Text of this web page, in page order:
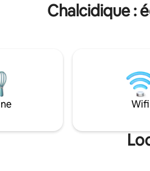
Chalcidique :
Wifi